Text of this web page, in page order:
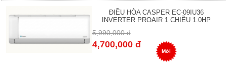
ĐIỀU HÒA CASPER EC-09IU36
INVERTER PROAIR 1 CHIỀU 1.0HP
5,990,000 đ
4,700,000 đ
Mới